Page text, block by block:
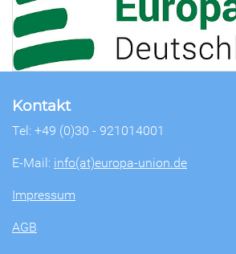
Kontakt
Tel: +49 (0)30 - 921014001
E-Mail: info(at)europa-union.de
Impressum
AGB